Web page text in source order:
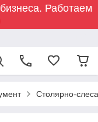
Работаем
Столярно-